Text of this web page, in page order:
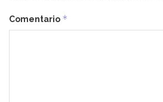
Comentario *